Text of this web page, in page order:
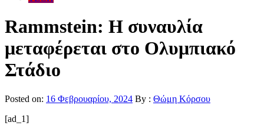
Rammstein: H συναυλία
μεταφέρεται στο Ολυμπιακό
Στάδιο
Posted on: 16 Φεβρουαρίου, 2024 By : Θώμη Κόρσου
[ad_1]